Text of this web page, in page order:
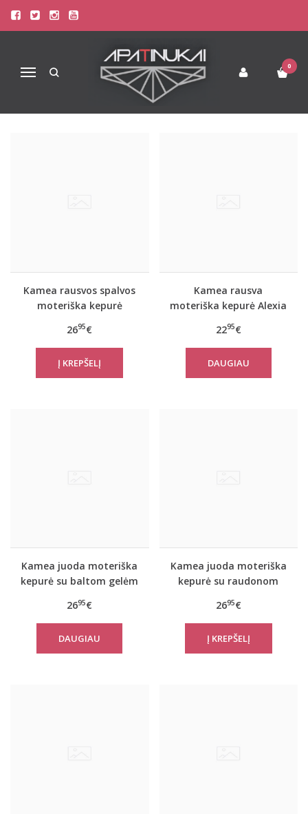
Navigacija
0
MOTERIŠKOS KEPURĖS
Moteriškos Kepurės
Kamea rausvos spalvos
moteriška kepurė
2695€
Kamea rausva
moteriška kepurė Alexia
2295€
DAUGIAU
Kamea juoda moteriška
kepurė su baltom gelėm
2695€
DAUGIAU
Kamea juoda moteriška
kepurė su raudonom
2695€